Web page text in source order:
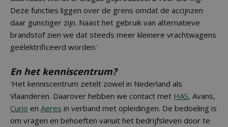
Deze functies liggen over de grens omdat de accijnzen
daar gunstiger zijn. Naast het gebruik van alternatieve
brandstof zien we dat steeds meer kleinere vrachtwagens
geëlektrificeerd worden.'
En het kenniscentrum?
'Het kenniscentrum zetelt zowel in Nederland als
Vlaanderen. Daarover hebben we contact met HAS, Avans,
Curio en Aeres in verband met opleidingen. De bedoeling is
om vragen en behoeften vanuit het bedrijfsleven door te